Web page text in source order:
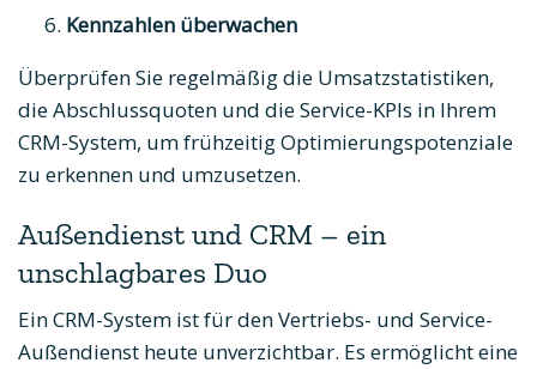
Kennzahlen überwachen
Überprüfen Sie regelmäßig die Umsatzstatistiken,
die Abschlussquoten und die Service-KPIs in Ihrem
CRM-System, um frühzeitig Optimierungspotenziale
zu erkennen und umzusetzen.
Außendienst und CRM – ein
unschlagbares Duo
Ein CRM-System ist für den Vertriebs- und Service-
Außendienst heute unverzichtbar. Es ermöglicht eine